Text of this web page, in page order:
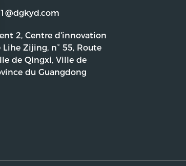
2, Centre d'innovation
Zijing, n° 55, Route
de Qingxi, Ville de
du Guangdong